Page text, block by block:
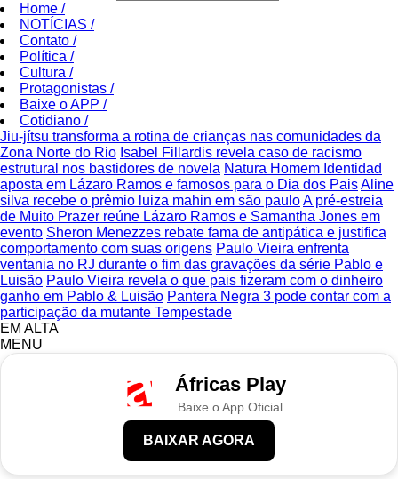
Home /
NOTÍCIAS /
Contato /
Política /
Cultura /
Protagonistas /
Baixe o APP /
Cotidiano /
Jiu-jítsu transforma a rotina de crianças nas comunidades da
Zona Norte do Rio Isabel Fillardis revela caso de racismo
estrutural nos bastidores de novela Natura Homem Identidad
aposta em Lázaro Ramos e famosos para o Dia dos PaisAline
silva recebe o prêmio luiza mahin em são pauloA pré-estreia
de Muito Prazer reúne Lázaro Ramos e Samantha Jones em
evento Sheron Menezzes rebate fama de antipática e justifica
comportamento com suas origens Paulo Vieira enfrenta
ventania no RJ durante o fim das gravações da série Pablo e
Luisão Paulo Vieira revela o que pais fizeram com o dinheiro
ganho em Pablo & Luisão Pantera Negra 3 pode contar com a
participação da mutante Tempestade
EM ALTA
MENU
Áfricas Play
Baixe o App Oficial
BAIXAR AGORA